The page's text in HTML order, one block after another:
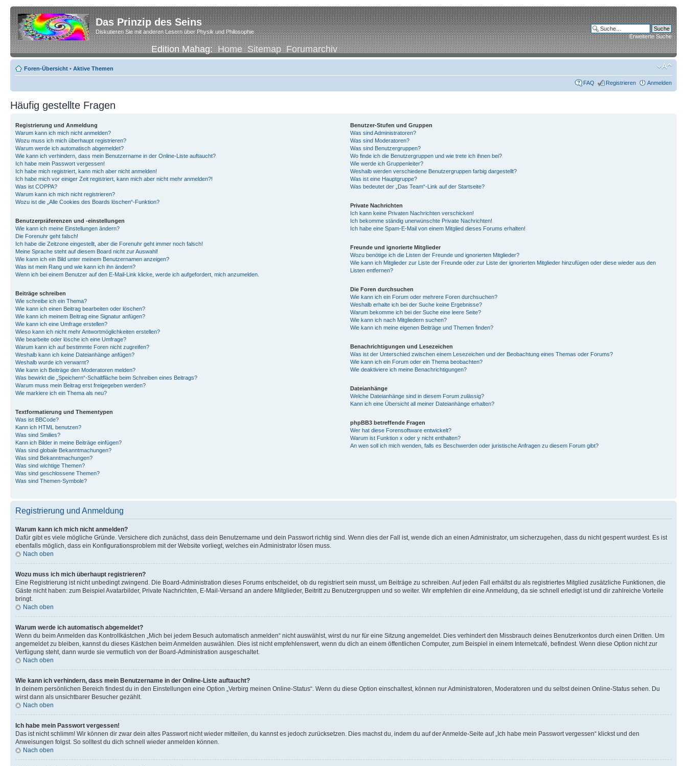
Das Prinzip des Seins
Diskutieren Sie mit anderen Lesern über Physik und Philosophie
Edition Mahag:Home Sitemap Forumarchiv
Erweiterte Suche
Foren-Übersicht • Aktive Themen
FAQ Registrieren Anmelden
Häufig gestellte Fragen
Registrierung und Anmeldung
Warum kann ich mich nicht anmelden?
Wozu muss ich mich überhaupt registrieren?
Warum werde ich automatisch abgemeldet?
Wie kann ich verhindern, dass mein Benutzername in der Online-Liste auftaucht?
Ich habe mein Passwort vergessen!
Ich habe mich registriert, kann mich aber nicht anmelden!
Ich habe mich vor einiger Zeit registriert, kann mich aber nicht mehr anmelden?!
Was ist COPPA?
Warum kann ich mich nicht registrieren?
Wozu ist die „Alle Cookies des Boards löschen“-Funktion?
Benutzerpräferenzen und -einstellungen
Wie kann ich meine Einstellungen ändern?
Die Forenuhr geht falsch!
Ich habe die Zeitzone eingestellt, aber die Forenuhr geht immer noch falsch!
Meine Sprache steht auf diesem Board nicht zur Auswahl!
Wie kann ich ein Bild unter meinem Benutzernamen anzeigen?
Was ist mein Rang und wie kann ich ihn ändern?
Wenn ich bei einem Benutzer auf den E-Mail-Link klicke, werde ich aufgefordert, mich anzumelden.
Beiträge schreiben
Wie schreibe ich ein Thema?
Wie kann ich einen Beitrag bearbeiten oder löschen?
Wie kann ich meinem Beitrag eine Signatur anfügen?
Wie kann ich eine Umfrage erstellen?
Wieso kann ich nicht mehr Antwortmöglichkeiten erstellen?
Wie bearbeite oder lösche ich eine Umfrage?
Warum kann ich auf bestimmte Foren nicht zugreifen?
Weshalb kann ich keine Dateianhänge anfügen?
Weshalb wurde ich verwarnt?
Wie kann ich Beiträge den Moderatoren melden?
Was bewirkt die „Speichern“-Schaltfläche beim Schreiben eines Beitrags?
Warum muss mein Beitrag erst freigegeben werden?
Wie markiere ich ein Thema als neu?
Textformatierung und Thementypen
Was ist BBCode?
Kann ich HTML benutzen?
Was sind Smilies?
Kann ich Bilder in meine Beiträge einfügen?
Was sind globale Bekanntmachungen?
Was sind Bekanntmachungen?
Was sind wichtige Themen?
Was sind geschlossene Themen?
Was sind Themen-Symbole?
Benutzer-Stufen und Gruppen
Was sind Administratoren?
Was sind Moderatoren?
Was sind Benutzergruppen?
Wo finde ich die Benutzergruppen und wie trete ich ihnen bei?
Wie werde ich Gruppenleiter?
Weshalb werden verschiedene Benutzergruppen farbig dargestellt?
Was ist eine Hauptgruppe?
Was bedeutet der „Das Team“-Link auf der Startseite?
Private Nachrichten
Ich kann keine Privaten Nachrichten verschicken!
Ich bekomme ständig unerwünschte Private Nachrichten!
Ich habe eine Spam-E-Mail von einem Mitglied dieses Forums erhalten!
Freunde und ignorierte Mitglieder
Wozu benötige ich die Listen der Freunde und ignorierten Mitglieder?
Wie kann ich Mitglieder zur Liste der Freunde oder zur Liste der ignorierten Mitglieder hinzufügen oder diese wieder aus den
Listen entfernen?
Die Foren durchsuchen
Wie kann ich ein Forum oder mehrere Foren durchsuchen?
Weshalb erhalte ich bei der Suche keine Ergebnisse?
Warum bekomme ich bei der Suche eine leere Seite?
Wie kann ich nach Mitgliedern suchen?
Wie kann ich meine eigenen Beiträge und Themen finden?
Benachrichtigungen und Lesezeichen
Was ist der Unterschied zwischen einem Lesezeichen und der Beobachtung eines Themas oder Forums?
Wie kann ich ein Forum oder ein Thema beobachten?
Wie deaktiviere ich meine Benachrichtigungen?
Dateianhänge
Welche Dateianhänge sind in diesem Forum zulässig?
Kann ich eine Übersicht all meiner Dateianhänge erhalten?
phpBB3 betreffende Fragen
Wer hat diese Forensoftware entwickelt?
Warum ist Funktion x oder y nicht enthalten?
An wen soll ich mich wenden, falls es Beschwerden oder juristische Anfragen zu diesem Forum gibt?
Registrierung und Anmeldung
Warum kann ich mich nicht anmelden?
Dafür gibt es viele mögliche Gründe. Versichere dich zunächst, dass dein Benutzername und dein Passwort richtig sind. Wenn dies der Fall ist, wende dich an einen Administrator, um sicherzugehen, dass du nicht gesperrt wurdest. Es ist
ebenfalls möglich, dass ein Konfigurationsproblem mit der Website vorliegt, welches ein Administrator lösen muss.
Nach oben
Wozu muss ich mich überhaupt registrieren?
Eine Registrierung ist nicht unbedingt zwingend. Die Board-Administration dieses Forums entscheidet, ob du registriert sein musst, um Beiträge zu schreiben. Auf jeden Fall erhältst du als registriertes Mitglied zusätzliche Funktionen, die
Gäste nicht haben: zum Beispiel Avatarbilder, Private Nachrichten, E-Mail-Versand an andere Mitglieder, Beitritt zu Benutzergruppen und so weiter. Wir empfehlen dir eine Anmeldung, da sie schnell erledigt ist und dir zahlreiche Vorteile
bringt.
Nach oben
Warum werde ich automatisch abgemeldet?
Wenn du beim Anmelden das Kontrollkästchen „Mich bei jedem Besuch automatisch anmelden“ nicht auswählst, wirst du nur für eine Sitzung angemeldet. Dies verhindert den Missbrauch deines Benutzerkontos durch einen Dritten. Um
angemeldet zu bleiben, kannst du dieses Kästchen beim Anmelden auswählen. Dies ist nicht empfehlenswert, wenn du dich an einem öffentlichen Computer, zum Beispiel in einem Internetcafé, befindest. Wenn diese Option nicht zur
Verfügung steht, dann wurde sie vermutlich von der Board-Administration ausgeschaltet.
Nach oben
Wie kann ich verhindern, dass mein Benutzername in der Online-Liste auftaucht?
In deinem persönlichen Bereich findest du in den Einstellungen eine Option „Verbirg meinen Online-Status“. Wenn du diese Option einschaltest, können nur Administratoren, Moderatoren und du selbst deinen Online-Status sehen. Du
wirst dann als unsichtbarer Besucher gezählt.
Nach oben
Ich habe mein Passwort vergessen!
Das ist nicht schlimm! Wir können dir zwar dein altes Passwort nicht wieder mitteilen, du kannst es jedoch zurücksetzen. Dies machst du, indem du auf der Anmelde-Seite auf „Ich habe mein Passwort vergessen“ klickst und den
Anweisungen folgst. So solltest du dich schnell wieder anmelden können.
Nach oben